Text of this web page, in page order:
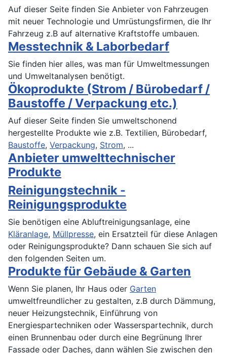
Auf dieser Seite finden Sie Anbieter von Fahrzeugen
mit neuer Technologie und Umrüstungsfirmen, die Ihr
Fahrzeug z.B auf alternative Kraftstoffe umbauen.
Messtechnik & Laborbedarf
Sie finden hier alles, was man für Umweltmessungen
und Umweltanalysen benötigt.
Ökoprodukte (Strom / Bürobedarf /
Baustoffe / Verpackung etc.)
Auf dieser Seite finden Sie umweltschonend
hergestellte Produkte wie z.B. Textilien, Bürobedarf,
Baustoffe, Verpackung, Strom, ...
Anbieter umwelttechnischer
Produkte
Reinigungstechnik -
Reinigungsprodukte
Sie benötigen eine Abluftreinigungsanlage, eine
Kläranlage, Müllpresse, ein Ersatzteil für diese Anlagen
oder Reinigungsprodukte? Dann schauen Sie sich auf
den folgenden Seiten um.
Produkte für Gebäude & Garten
Wenn Sie planen, Ihr Haus oder Garten
umweltfreundlicher zu gestalten, z.B durch Dämmung,
neuer Heizungstechnik, Einführung von
Energiespartechniken oder Wasserspartechnik, durch
einen Brunnenbau oder durch eine Begrünung Ihrer
Fassade oder Daches, dann wählen Sie zwischen den